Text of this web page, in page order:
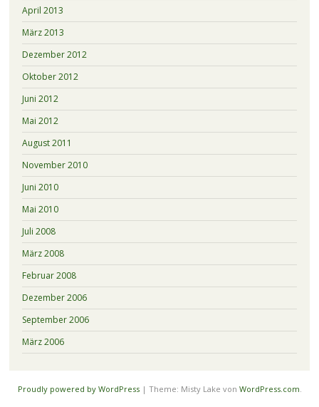
April 2013
März 2013
Dezember 2012
Oktober 2012
Juni 2012
Mai 2012
August 2011
November 2010
Juni 2010
Mai 2010
Juli 2008
März 2008
Februar 2008
Dezember 2006
September 2006
März 2006
Proudly powered by WordPress | Theme: Misty Lake von WordPress.com.